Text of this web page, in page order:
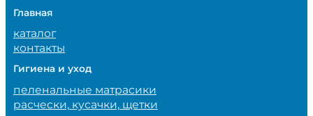
Главная
каталог
контакты
Гигиена и уход
пеленальные матрасики
расчески, кусачки, щетки